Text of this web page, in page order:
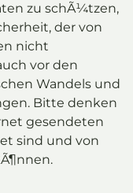
zu schÃ¼tzen,
der von
nicht
vor den
Wandels und
Bitte denken
gesendeten
sind und von